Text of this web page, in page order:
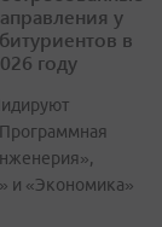
у
в
году
и «Экономика»